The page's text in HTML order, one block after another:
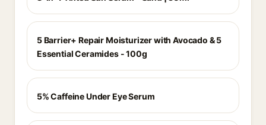
5 Barrier+ Repair Moisturizer with Avocado & 5
Essential Ceramides - 100g
5% Caffeine Under Eye Serum